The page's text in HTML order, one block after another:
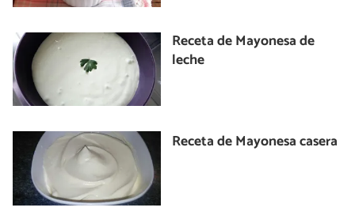
Receta de Mayonesa de
leche
Receta de Mayonesa casera